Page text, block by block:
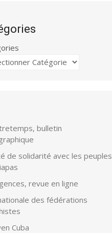
bulletin
de solidarité avec les peuples
revue en ligne
des fédérations
Cuba